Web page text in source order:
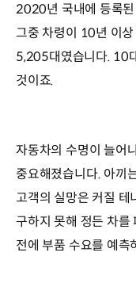
2020년 국내에 등록
그중 차령이 10년 이
5,205대였습니다. 10
것이죠.
자동차의 수명이 늘어
중요해졌습니다. 아끼
고객의 실망은 커질 테
구하지 못해 정든 차를
전에 부품 수요를 예측